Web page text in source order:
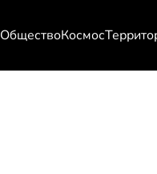
ОбществоКосмос